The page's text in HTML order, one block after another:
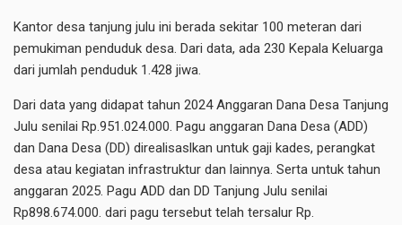
Kantor desa tanjung julu ini berada sekitar 100 meteran dari
pemukiman penduduk desa. Dari data, ada 230 Kepala Keluarga
dari jumlah penduduk 1.428 jiwa.
Dari data yang didapat tahun 2024 Anggaran Dana Desa Tanjung
Julu senilai Rp.951.024.000. Pagu anggaran Dana Desa (ADD)
dan Dana Desa (DD) direalisaslkan untuk gaji kades, perangkat
desa atau kegiatan infrastruktur dan lainnya. Serta untuk tahun
anggaran 2025. Pagu ADD dan DD Tanjung Julu senilai
Rp898.674.000. dari pagu tersebut telah tersalur Rp.